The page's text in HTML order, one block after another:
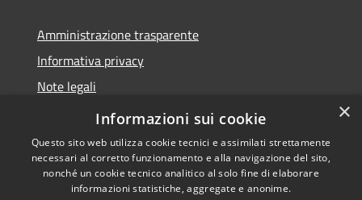
Amministrazione trasparente
Informativa privacy
Note legali
Dichiarazione di accessibilità
Copyright © 2026 • Comune di
×
Informazioni sui cookie
Questo sito web utilizza cookie tecnici e assimilati strettamente
necessari al corretto funzionamento e alla navigazione del sito,
nonché un cookie tecnico analitico al solo fine di elaborare
informazioni statistiche, aggregate e anonime.